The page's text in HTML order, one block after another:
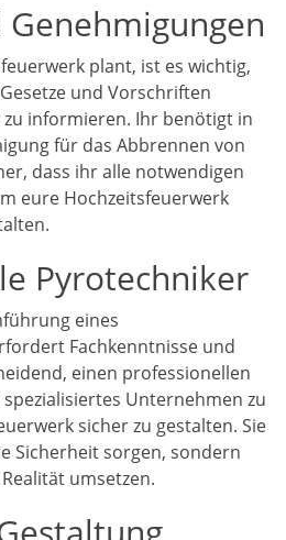
plant, ist es wichtig,
und Vorschriften
zu informieren. Ihr benötigt in
für das Abbrennen von
dass ihr alle notwendigen
eure Hochzeitsfeuerwerk
Pyrotechniker
eines
Fachkenntnisse und
einen professionellen
Unternehmen zu
sicher zu gestalten. Sie
Sicherheit sorgen, sondern
umsetzen.